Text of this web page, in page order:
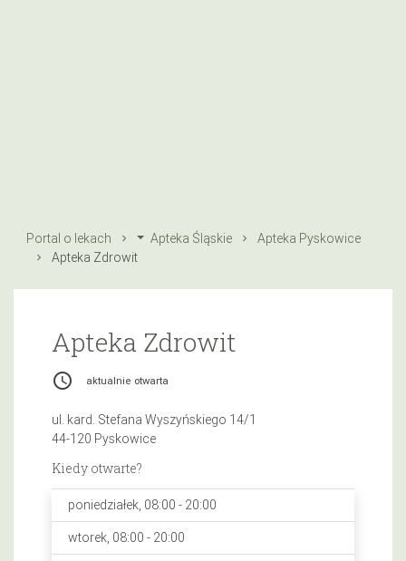
Portal o lekach Apteka Śląskie
Apteka Pyskowice
Apteka Zdrowit
Apteka Zdrowit
access_time aktualnie otwarta
ul. kard. Stefana Wyszyńskiego 14/1
44-120 Pyskowice
Kiedy otwarte?
poniedziałek, 08:00 - 20:00
wtorek, 08:00 - 20:00